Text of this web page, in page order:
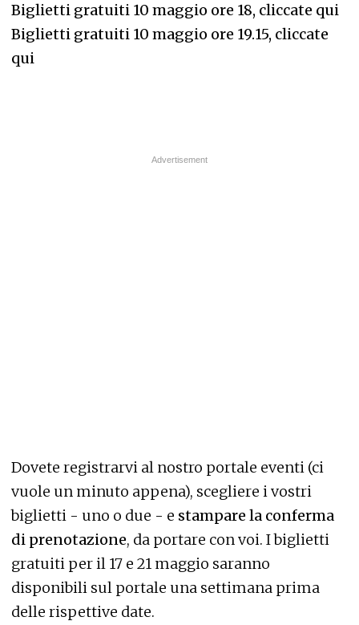
Biglietti gratuiti 10 maggio ore 18, cliccate qui
Biglietti gratuiti 10 maggio ore 19.15, cliccate
qui
Dovete registrarvi al nostro portale eventi (ci
vuole un minuto appena), scegliere i vostri
biglietti - uno o due - e stampare la conferma
di prenotazione, da portare con voi. I biglietti
gratuiti per il 17 e 21 maggio saranno
disponibili sul portale una settimana prima
delle rispettive date.